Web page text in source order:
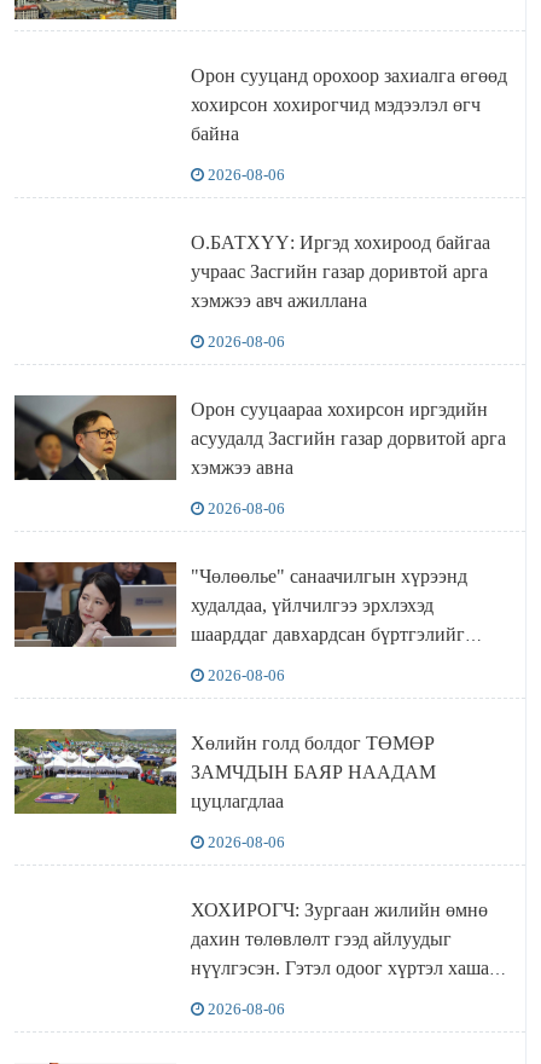
Орон сууцанд орохоор захиалга өгөөд
хохирсон хохирогчид мэдээлэл өгч
байна
2026-08-06
О.БАТХҮҮ: Иргэд хохироод байгаа
учраас Засгийн газар доривтой арга
хэмжээ авч ажиллана
2026-08-06
Орон сууцаараа хохирсон иргэдийн
асуудалд Засгийн газар дорвитой арга
хэмжээ авна
2026-08-06
"Чөлөөлье" санаачилгын хүрээнд
худалдаа, үйлчилгээ эрхлэхэд
шаарддаг давхардсан бүртгэлийг
2026-08-06
Хөлийн голд болдог ТӨМӨР
ЗАМЧДЫН БАЯР НААДАМ
цуцлагдлаа
2026-08-06
ХОХИРОГЧ: Зургаан жилийн өмнө
дахин төлөвлөлт гээд айлуудыг
нүүлгэсэн. Гэтэл одоог хүртэл хашаа
2026-08-06